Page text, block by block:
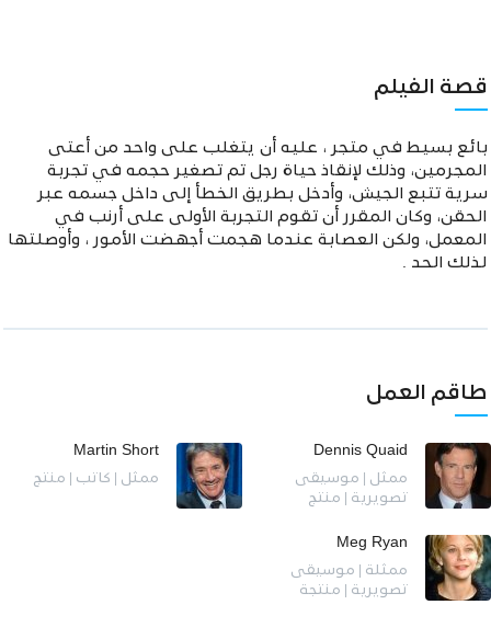
قصة الفيلم
بائع بسيط في متجر ، عليه أن يتغلب على واحد من أعتى
المجرمين، وذلك لإنقاذ حياة رجل تم تصغير حجمه في تجربة
سرية تتبع الجيش، وأدخل بطريق الخطأ إلى داخل جسمه عبر
الحقن، وكان المقرر أن تقوم التجربة الأولى على أرنب في
المعمل، ولكن العصابة عندما هجمت أجهضت الأمور ، وأوصلتها
لذلك الحد .
طاقم العمل
Dennis Quaid
ممثل | موسيقى
تصويرية | منتج
Martin Short
ممثل | كاتب | منتج
Meg Ryan
ممثلة | موسيقى
تصويرية | منتجة